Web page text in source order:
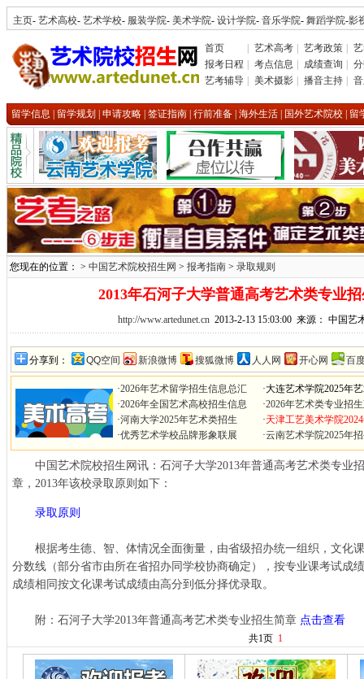
主页- 艺术高校- 艺术学校- 服装学院- 美术学院- 设计学院- 音乐学院- 舞蹈学院-影
首页 艺术高考 艺考政策
报考日程
考点信息 成绩查询
艺考辅导
美术摄影 播音主持
留学信息 留学规划 申请攻略 签证指南 行前准备 海外生活 国外艺术院校 留
您现在的位置： > 中国艺术院校招生网 > 报考指南 > 录取规则
2013年石河子大学普通高考艺术类专业
http://www.artedunet.cn2013-2-13 15:03:00 来源： 中国艺
分享到： QQ空间 新浪微博 搜狐微博 人人网 开心网 百
·2026年艺术留学招生信息总汇
·2026年全国艺术高校招生信息
·河南大学2025年艺术类招生
·优秀艺术学校品牌形象联展
·大连艺术学院2025年
·2026年艺术类专业招
·天津工艺美术学院
·云南艺术学院2025年
中国艺术院校招生网讯：石河子大学2013年普通高考艺术类专业
章，2013年该校录取原则如下：
录取原则
根据考生德、智、体情况全面衡量，由省级招办统一组织，文化
分数线（部分省市由所在省招办同学校协商确定），按专业课考试成
成绩相同按文化课考试成绩由高分到低分择优录取。
附：石河子大学2013年普通高考艺术类专业招生简章 点击查看
共1页 1